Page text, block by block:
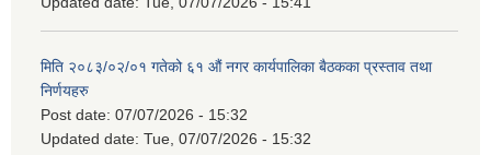
मिति २०८३/०२/०१ गतेको ६१ औं नगर कार्यपालिका बैठकका प्रस्ताव तथा
निर्णयहरु
Post date: 07/07/2026 - 15:32
Updated date: Tue, 07/07/2026 - 15:32